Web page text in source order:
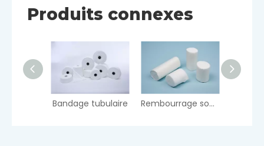
Produits connexes
Bandage tubulaire Rembourrage sous-couché